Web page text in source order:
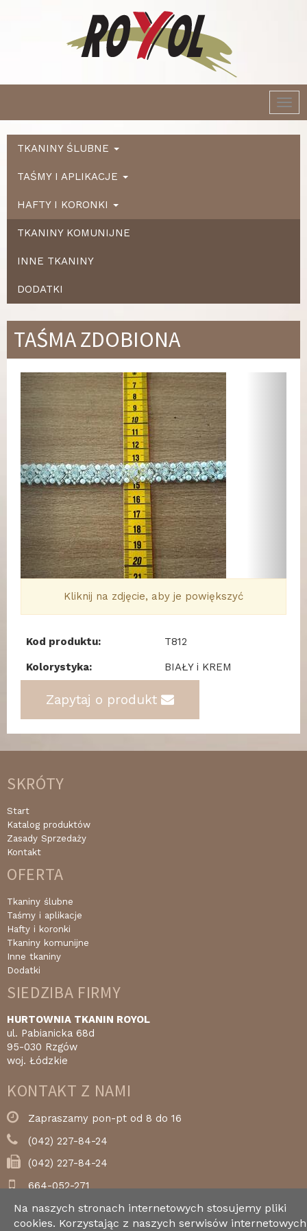
TKANINY ŚLUBNE
TAŚMY I APLIKACJE
HAFTY I KORONKI
TKANINY KOMUNIJNE
INNE TKANINY
DODATKI
TAŚMA ZDOBIONA
Wstecz
Kliknij na zdjęcie, aby je powiększyć
Kod produktu: T812
Kolorystyka: BIAŁY i KREM
Zapytaj o produkt
SKRÓTY
Start
Katalog produktów
Zasady Sprzedaży
Kontakt
OFERTA
Tkaniny ślubne
Taśmy i aplikacje
Hafty i koronki
Tkaniny komunijne
Inne tkaniny
Dodatki
SIEDZIBA FIRMY
HURTOWNIA TKANIN ROYOL
ul. Pabianicka 68d
95-030 Rzgów
woj. Łódzkie
KONTAKT Z NAMI
Zapraszamy pon-pt od 8 do 16
(042) 227-84-24
(042) 227-84-24
664-052-271
royol@royol.pl
Na naszych stronach internetowych stosujemy pliki
cookies. Korzystając z naszych serwisów internetowych